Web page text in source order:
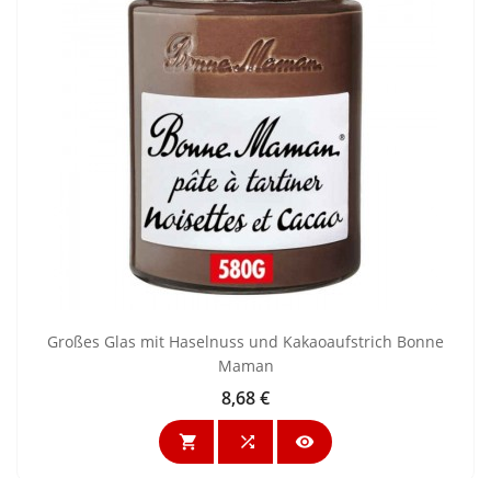
Großes Glas mit Haselnuss und Kakaoaufstrich Bonne
Maman
Preis
8,68 €
  